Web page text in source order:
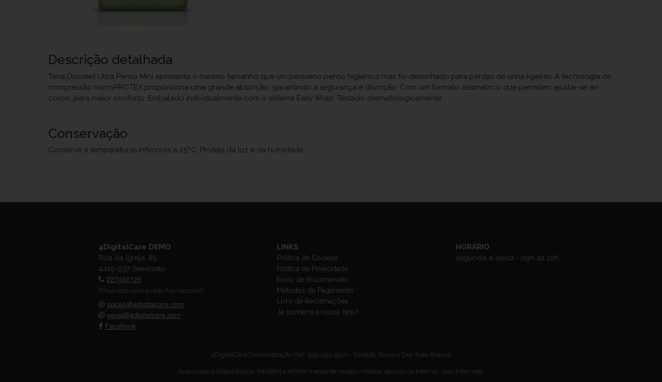
Descrição detalhada
Tena Discreet Ultra Penso Mini apresenta o mesmo tamanho que um pequeno penso higiénico mas foi desenhado para perdas de urina ligeiras. A tecnologia de
compressão microPROTEX proporciona uma grande absorção, garantindo a segurança e discrição. Com um formato assimétrico que permitem ajustar-se ao
corpo, para maior conforto. Embalado individualmente com o sistema Easy Wrap. Testado dermatologicamente.
Conservação
Conserve a temperaturas inferiores a 25ºC. Proteja da luz e da humidade.
4DigitalCare DEMO
Rua da Igreja, 85
4415-937 Seixezelo
227460126
(Chamada para a rede fixa nacional)
apps4@4digitalcare.com
geral@4digitalcare.com
Facebook
LINKS
Política de Cookies
Política de Privacidade
Envio de Encomendas
Métodos de Pagamento
Livro de Reclamações
Já conhece a nossa App?
HORÁRIO
segunda a sexta - 09h às 20h
4DigitalCare Demonstração (NIF 999 999 990) - Direção Técnica Dra. Bata Branca
Autorizado a disponibilizar MNSRM e MSRM mediante receita médica, através da Internet, pelo Infarmed.